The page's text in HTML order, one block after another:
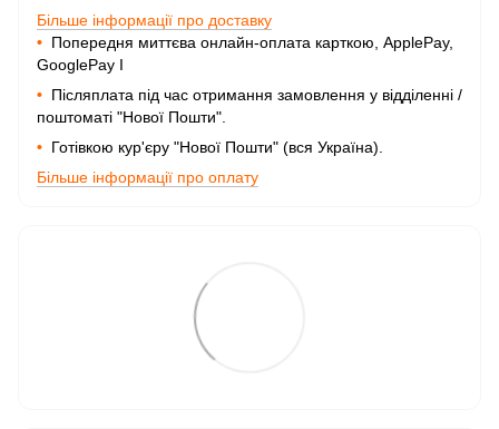
Більше інформації про доставку
• Попередня миттєва онлайн-оплата карткою, ApplePay,
GooglePay I
• Післяплата під час отримання замовлення у відділенні /
поштоматі "Нової Пошти".
• Готівкою кур'єру "Нової Пошти" (вся Україна).
Більше інформації про оплату